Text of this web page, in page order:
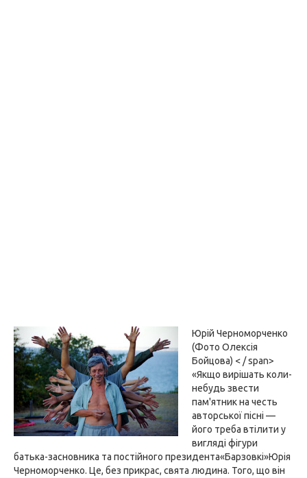
Юрій Черноморченко
(Фото Олексія
Бойцова) < / span>
«Якщо вирішать коли-
небудь звести
пам'ятник на честь
авторської пісні —
його треба втілити у
вигляді фігури
батька-засновника та постійного президента«Барзовкі»Юрія
Черноморченко. Це, без прикрас, свята людина. Того, що він